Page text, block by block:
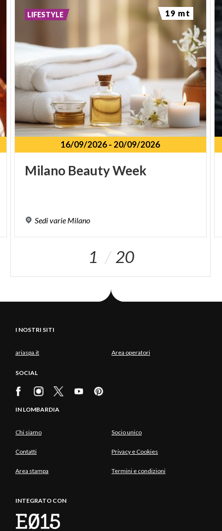
16/09/2026- 20/09/2026
Milano BeautyWeek
Sedivarie Milano
LIFESTYLE 19 mt
1 20
I NOSTRI SITI
ariaspa.it Area operatori
SOCIAL
IN LOMBARDIA
Chi siamo Socio unico
Contatti Privacy e Cookies
Area stampa Termini e condizioni
INTEGRATO CON